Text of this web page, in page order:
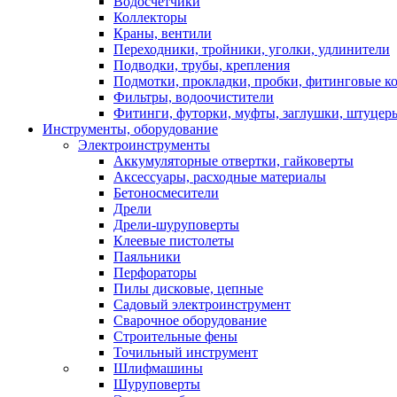
Коллекторы
Краны, вентили
Переходники, тройники, уголки, удлинители
Подводки, трубы, крепления
Подмотки, прокладки, пробки, фитинговые
Фильтры, водоочистители
Фитинги, футорки, муфты, заглушки,
Инструменты, оборудование
Электроинструменты
Аккумуляторные отвертки, гайковерты
Аксессуары, расходные материалы
Бетоносмесители
Дрели
Дрели-шуруповерты
Клеевые пистолеты
Паяльники
Перфораторы
Пилы дисковые, цепные
Садовый электроинструмент
Сварочное оборудование
Строительные фены
Точильный инструмент
Шлифмашины
Шуруповерты